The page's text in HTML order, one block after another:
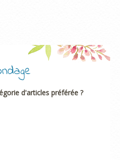
d'articles préférée ?